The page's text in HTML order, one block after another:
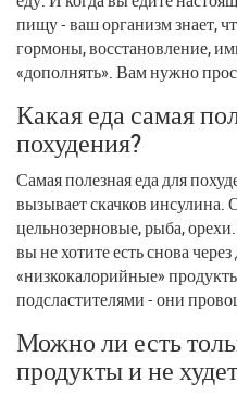
пищу - ваш организм знает,
гормоны, восстановление,
«дополнять». Вам нужно
Какая еда самая
похудения?
Самая полезная еда для
вызывает скачков
цельнозерновые, рыба,
вы не хотите есть снова
«низкокалорийные»
подсластителями - они
Можно ли есть
продукты и не